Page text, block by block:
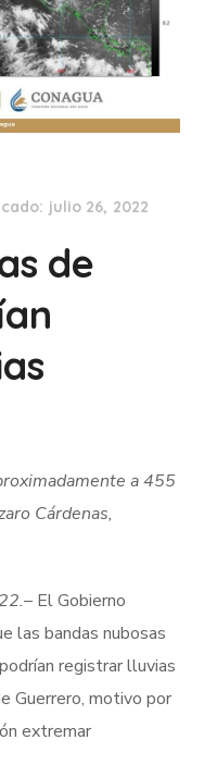
julio 26, 2022
de
a 455
Cárdenas,
– El Gobierno
las bandas nubosas
registrar lluvias
Guerrero, motivo por
extremar